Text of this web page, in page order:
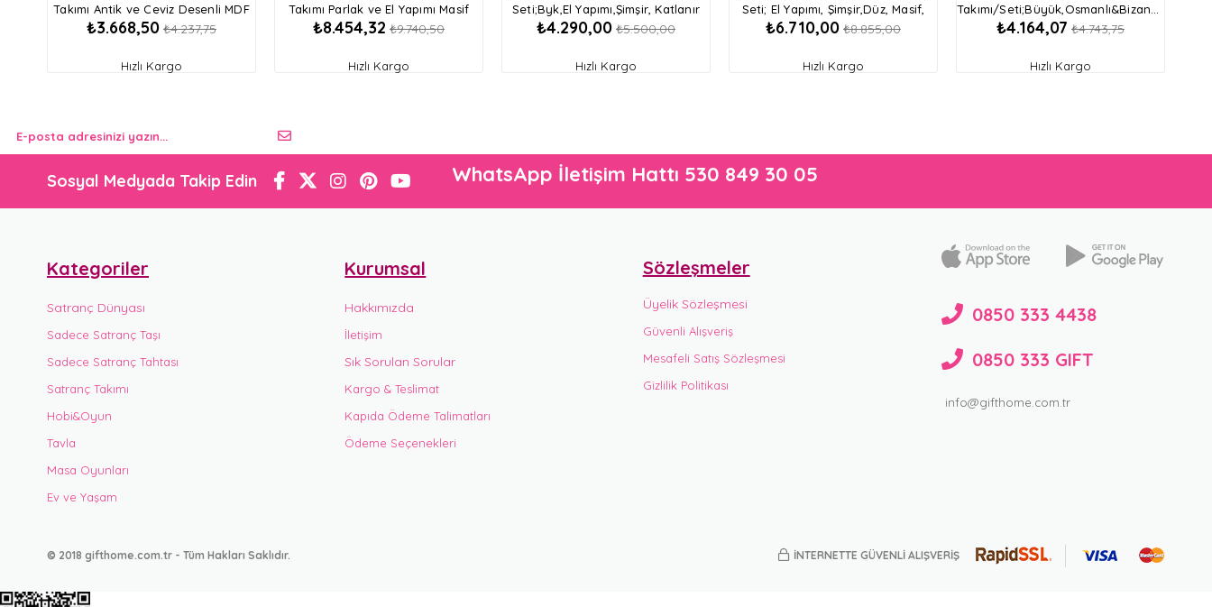
Takımı Antik ve Ceviz Desenli MDF
Ahşap Satranç Tahtası (37x37 cm.)
₺3.668,50 ₺4.237,75
Hızlı Kargo
Takımı Parlak ve El Yapımı Masif
Ahşap Düz Satranç Tahtası
₺8.454,32 ₺9.740,50
Hızlı Kargo
Seti;Byk,El Yapımı,Şimşir, Katlanır
Mermer Desenli Satranç Tahtası
₺4.290,00 ₺5.500,00
Hızlı Kargo
Seti; El Yapımı, Şimşir,Düz, Masif,
Satranç Tahtası
₺6.710,00 ₺8.855,00
Hızlı Kargo
Takımı/
Mermer Desenli Satranç Tahtası
₺4.164,07 ₺4.743,75
Hızlı Kargo
Sosyal Medyada Takip Edin WhatsApp İletişim Hattı 530 849 30 05
Kategoriler
Satranç Dünyası
Sadece Satranç Taşı
Sadece Satranç Tahtası
Satranç Takımı
Hobi&Oyun
Tavla
Masa Oyunları
Ev ve Yaşam
Kurumsal
Hakkımızda
İletişim
Sık Sorulan Sorular
Kargo & Teslimat
Kapıda Ödeme Talimatları
Ödeme Seçenekleri
Sözleşmeler
Üyelik Sözleşmesi
Güvenli Alışveriş
Mesafeli Satış Sözleşmesi
Gizlilik Politikası
0850 333 4438
0850 333 GIFT
info@gifthome.com.tr
© 2018 gifthome.com.tr - Tüm Hakları Saklıdır. İNTERNETTE GÜVENLİ ALIŞVERİŞ